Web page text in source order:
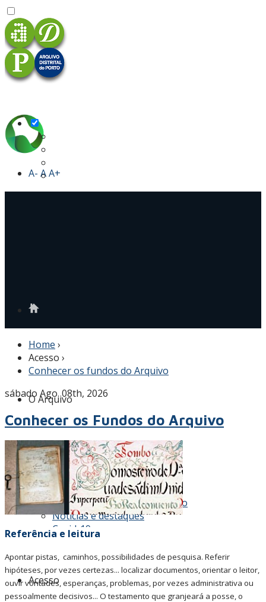
A- AA+
O Arquivo
História
Atribuições e visão
Grupos de Arquivos
Projetos
Atos / instrumentos de gestão
Notícias e destaques
Covid-19
Acesso
Home ›
Acesso ›
Conhecer os fundos do Arquivo
sábado Ago. 08th, 2026
Conhecer os Fundos do Arquivo
Referência e leitura
Apontar pistas, caminhos, possibilidades de pesquisa. Referir
hipóteses, por vezes certezas... localizar documentos, orientar o leitor,
ouvir vontades, esperanças, problemas, por vezes administrativa ou
pessoalmente decisivos... O testamento que granjeará a posse, o